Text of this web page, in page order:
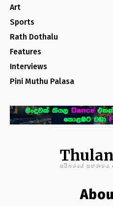
Art
Sports
Rath Dothalu
Features
Interviews
Pini Muthu Palasa
සයිබරයේ සඟරාමය